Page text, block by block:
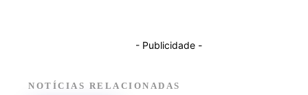
- Publicidade -
NOTÍCIAS RELACIONADAS